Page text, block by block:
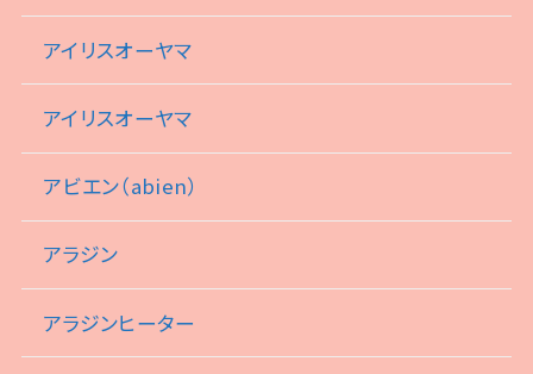
アイリスオーヤマ
アイリスオーヤマ
アビエン（abien）
アラジン
アラジンヒーター